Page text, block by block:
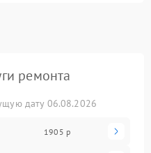
ремонта
дату 06.08.2026
1905 р